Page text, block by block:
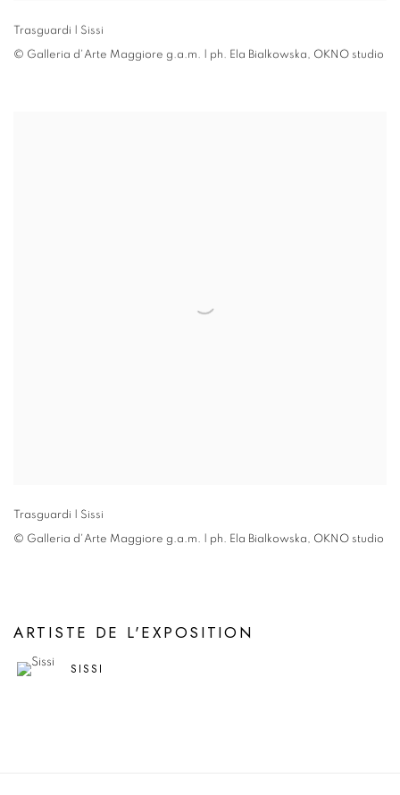
Trasguardi | Sissi
© Galleria d'Arte Maggiore g.a.m. | ph. Ela Bialkowska, OKNO studio
Trasguardi | Sissi
© Galleria d'Arte Maggiore g.a.m. | ph. Ela Bialkowska, OKNO studio
ARTISTE DE L'EXPOSITION
SISSI